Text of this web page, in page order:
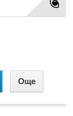
Още